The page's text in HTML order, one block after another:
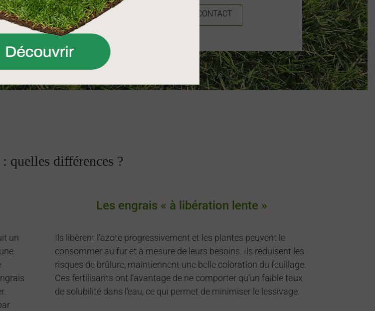
LIEN CONTACT
quelles différences ?
un
Les engrais « à libération lente »
Ils libèrent l’azote progressivement et les plantes peuvent le
consommer au fur et à mesure de leurs besoins. Ils réduisent les
risques de brûlure, maintiennent une belle coloration du feuillage.
Ces fertilisants ont l’avantage de ne comporter qu’un faible taux
de solubilité dans l’eau, ce qui permet de minimiser le lessivage.